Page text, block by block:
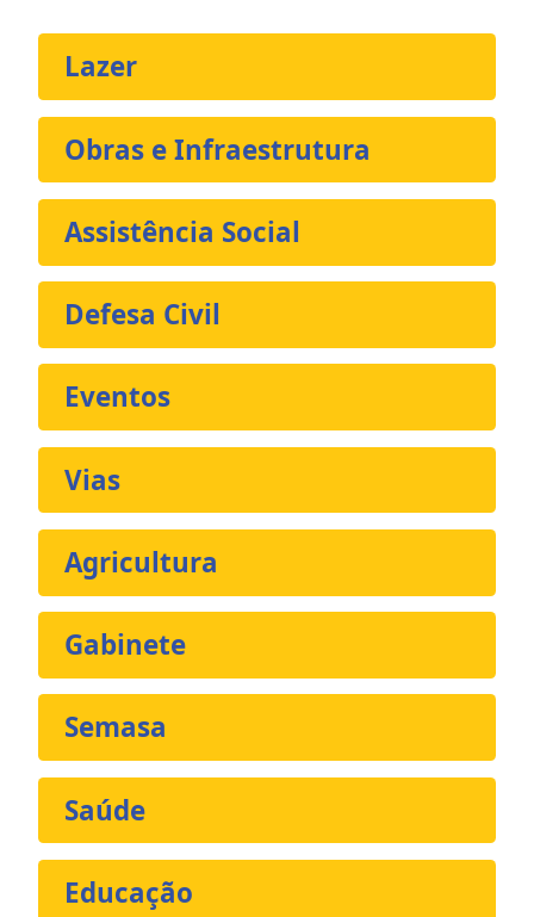
Lazer
Obras e Infraestrutura
Assistência Social
Defesa Civil
Eventos
Vias
Agricultura
Gabinete
Semasa
Saúde
Educação